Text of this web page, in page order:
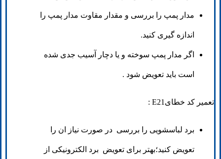
مدار پمپ را بررسی و مقدار مقاوت مدار پمپ را
اندازه گیری کنید.
اگر مدار پمپ سوخته و یا دچار آسیب جدی شده
است باید تعویض شود .
تعمیر کد خطایE21 :
برد لباسشویی را بررسی در صورت نیاز ان را
تعویض کنید؛بهتر برای تعویض برد الکترونیکی از